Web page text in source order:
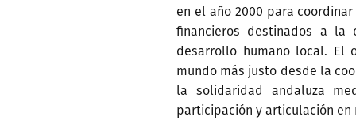
en el año 2000 para
financieros destinados a la
desarrollo humano local. El
mundo más justo desde la
la solidaridad andaluza
participación y articulación en